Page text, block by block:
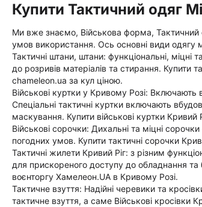
Купити Тактичний одяг
Ми вже знаємо, Військова форма, Тактичний
умов використання. Ось основні види одягу
Тактичні штани, штани: функціональні, міцні
до розривів матеріалів та стирання. Купити
chameleon.ua за кул ціною.
Військові куртки у Кривому Розі: Включають
Спеціальні тактичні куртки включають
маскування. Купити військові куртки
Військові сорочки: Дихальні та міцні
погодних умов. Купити тактичні сорочки
Тактичні жилети Кривий Ріг: з різним
для прискореного доступу до обладнання
воєнторгу Хамелеон.UA в Кривому Розі.
Тактичне взуття: Надійні черевики та
тактичне взуття, а саме Військові кросівки